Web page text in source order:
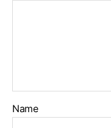
Name